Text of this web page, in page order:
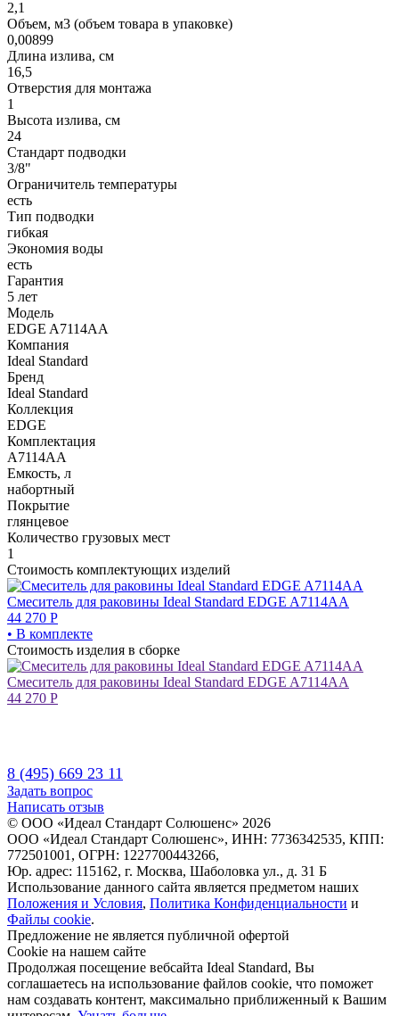
2,1
Объем, м3 (объем товара в упаковке)
0,00899
Длина излива, см
16,5
Отверстия для монтажа
1
Высота излива, см
24
Стандарт подводки
3/8"
Ограничитель температуры
есть
Тип подводки
гибкая
Экономия воды
есть
Гарантия
5 лет
Модель
EDGE A7114AA
Компания
Ideal Standard
Бренд
Ideal Standard
Коллекция
EDGE
Комплектация
A7114AA
Емкость, л
набортный
Покрытие
глянцевое
Количество грузовых мест
1
Стоимость комплектующих изделий
Смеситель для раковины Ideal Standard EDGE A7114AA
44 270 Р
• В комплекте
Стоимость изделия в сборке
Смеситель для раковины Ideal Standard EDGE A7114AA
44 270 Р
8 (495) 669 23 11
Задать вопрос
Написать отзыв
© ООО «Идеал Стандарт Солюшенс» 2026
ООО «Идеал Стандарт Солюшенс», ИНН: 7736342535, КПП:
772501001, ОГРН: 1227700443266,
Юр. адрес: 115162, г. Москва, Шаболовка ул., д. 31 Б
Использование данного сайта является предметом наших
Положения и Условия, Политика Конфиденциальности и
Файлы cookie.
Предложение не является публичной офертой
Сookie на нашем сайте
Продолжая посещение вебсайта Ideal Standard, Вы
соглашаетесь на использование файлов cookie, что поможет
нам создавать контент, максимально приближенный к Вашим